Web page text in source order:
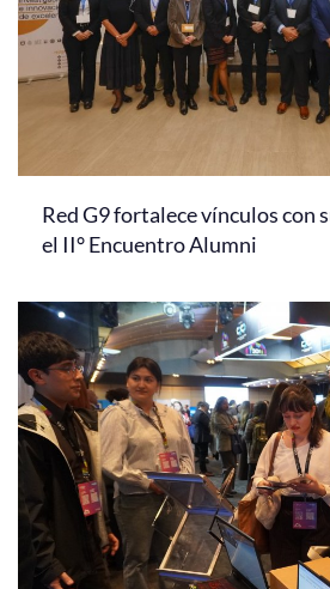
Red G9 fortalece vínculos con
el II° Encuentro Alumni